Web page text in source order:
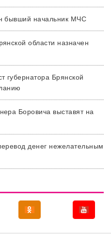
бывший начальник МЧС
области назначен
губернатора Брянской
Боровича выставят на
денег нежелательным